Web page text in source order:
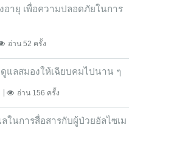
อายุ เพื่อความปลอดภัยในการ
อ่าน 52 ครั้ง
ดูแลสมองให้เฉียบคมไปนาน ๆ
อ่าน 156 ครั้ง
ในการสื่อสารกับผู้ป่วยอัลไซเม